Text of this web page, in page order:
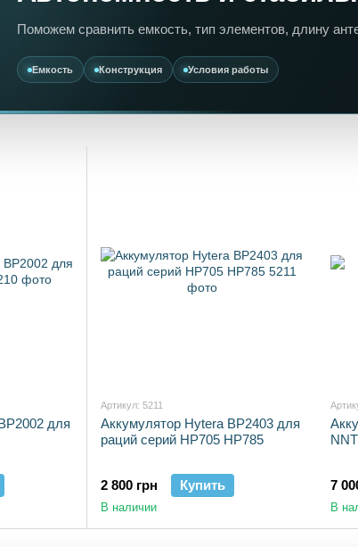
Поможем сравнить емкость, тип элементов, длину
Емкость Конструкция Условия работы
для
Артикул: 5211
Аккумулятор Hytera BP2403 для
раций серий HP705 HP785
2 800 грн Купить
В наличии
7
В